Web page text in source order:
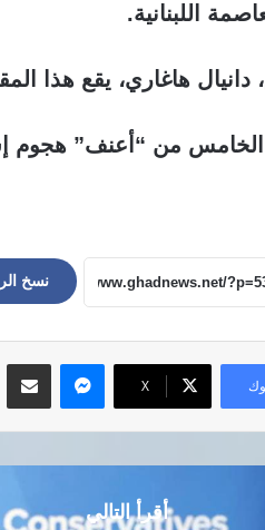
اللبنانية.
هاغاري، يقع هذا
نسخ
‫X
ماسنجر
أقرأ التالي